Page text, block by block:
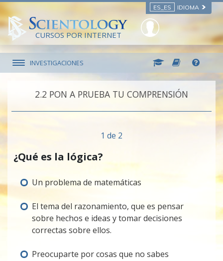
ES_ES IDIOMA
CURSOS POR INTERNET
INVESTIGACIONES
2.‎2 PON A PRUEBA TU COMPRENSIÓN
1 de 2
¿Qué es la lógica?
Un problema de matemáticas
El tema del razonamiento, que es pensar
sobre hechos e ideas y tomar decisiones
correctas sobre ellos.
Preocuparte por cosas que no sabes